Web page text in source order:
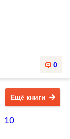
0
Ещё книги
10